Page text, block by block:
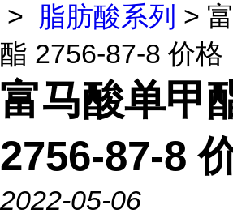
> 脂肪酸系列 >
酯 2756-87-8 价格
富马酸单甲
2756-87-8
2022-05-06